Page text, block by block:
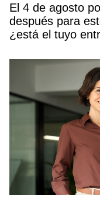
El 4 de agosto
después para
¿está el tuyo